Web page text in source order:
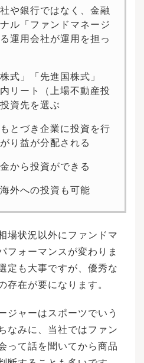
や銀行ではなく、金融
ル「ファンドマネージ
運用会社が運用を担っ
式」「先進国株式」
リート（上場不動産投
資先を選ぶ
とづき企業に投資を行
り益が分配される
から投資ができる
外への投資も可能
場状況以外にファンドマ
フォーマンスが変わりま
定も大事ですが、優秀な
存在が要になります。
ジャーはスポーツでいう
なみに、当社ではファン
って話を聞いてから商品